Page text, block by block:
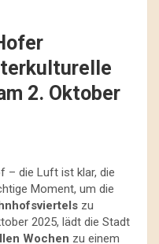
2. Oktober
– die Luft ist klar, die
Moment, um die
zu
2025, lädt die Stadt
Wochen zu einem